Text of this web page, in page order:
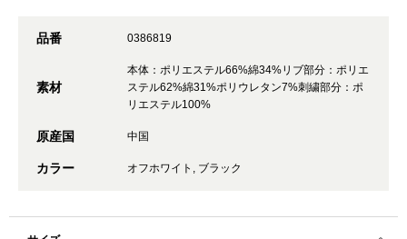
品番 0386819
素材
本体：ポリエステル66%綿34%リブ部分：ポリエ
ステル62%綿31%ポリウレタン7%刺繍部分：ポ
リエステル100%
原産国 中国
カラー オフホワイト, ブラック